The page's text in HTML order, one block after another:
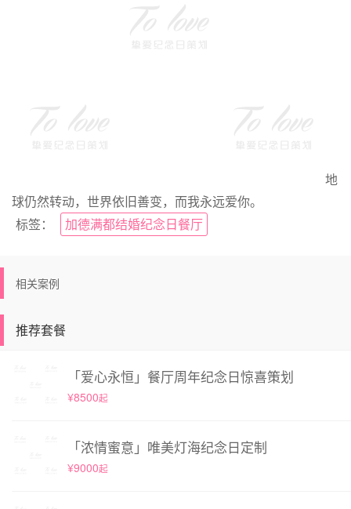
地
球仍然转动，世界依旧善变，而我永远爱你。
标签：
加德满都结婚纪念日餐厅
相关案例
推荐套餐
「爱心永恒」餐厅周年纪念日惊喜策划
¥8500起
「浓情蜜意」唯美灯海纪念日定制
¥9000起